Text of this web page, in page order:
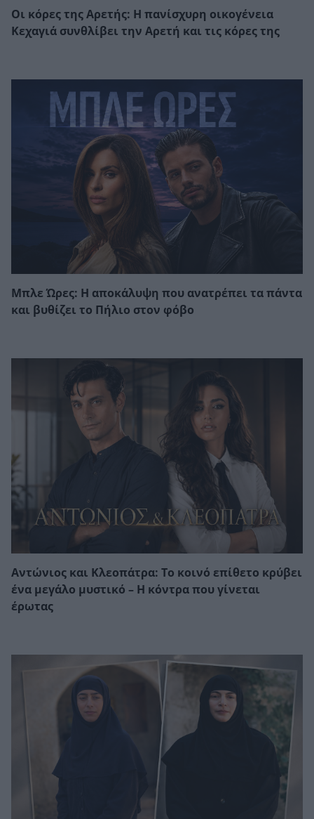
Οι κόρες της Αρετής: Η πανίσχυρη οικογένεια
Κεχαγιά συνθλίβει την Αρετή και τις κόρες της
Μπλε Ώρες: Η αποκάλυψη που ανατρέπει τα πάντα
και βυθίζει το Πήλιο στον φόβο
Αντώνιος και Κλεοπάτρα: Το κοινό επίθετο κρύβει
ένα μεγάλο μυστικό – Η κόντρα που γίνεται
έρωτας